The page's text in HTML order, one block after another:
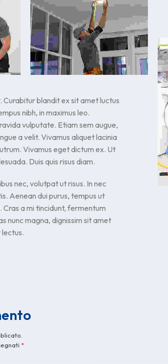
blandit ex sit amet luctus
nibh, in maximus leo.
vulputate. Etiam sem augue,
a velit. Vivamus aliquet lacinia
Vivamus eget dictum ex. Ut
Duis quis risus diam.
nec, volutpat ut risus. In nec
Aenean dui purus, tempus ut
a mi tincidunt, fermentum
nunc magna, dignissim sit amet
lectus.
*